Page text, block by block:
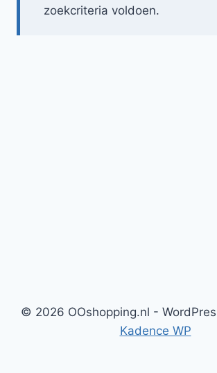
zoekcriteria voldoen.
© 2026 OOshopping.nl -
Kadence WP